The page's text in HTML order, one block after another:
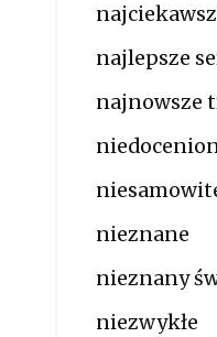
najlepsze
najnowsze
nieznane
nieznany
niezwykłe